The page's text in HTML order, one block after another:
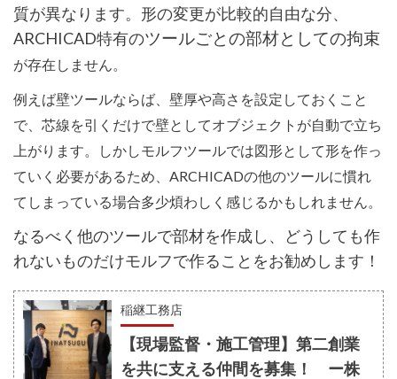
質が異なります。形の変更が比較的自由な分、
ARCHICAD特有のツールごとの部材としての拘束
が存在しません。
例えば壁ツールならば、壁厚や高さを設定しておくこと
で、芯線を引くだけで壁としてオブジェクトが自動で立ち
上がります。しかしモルフツールでは図形として形を作っ
ていく必要があるため、ARCHICADの他のツールに慣れ
てしまっている場合多少煩わしく感じるかもしれません。
なるべく他のツールで部材を作成し、どうしても作
れないものだけモルフで作ることをお勧めします！
稲継工務店
【現場監督・施工管理】第二創業
を共に支える仲間を募集！ ー株